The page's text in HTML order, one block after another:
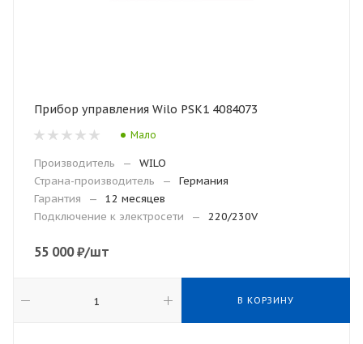
Прибор управления Wilo PSK1 4084073
Мало
Производитель —
WILO
Страна-производитель
—
Германия
Гарантия
—
12 месяцев
Подключение к электросети
— 220/230V
55 000₽/шт
В КОРЗИНУ